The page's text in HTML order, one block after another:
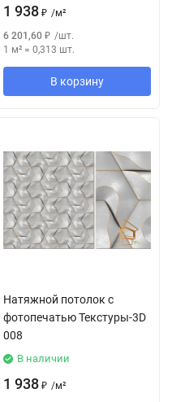
1 938 ₽ /м²
6 201,60 ₽ /шт.
1 м² = 0,313 шт.
В корзину
Натяжной потолок с
фотопечатью Текстуры-3D
008
В наличии
1 938 ₽ /м²